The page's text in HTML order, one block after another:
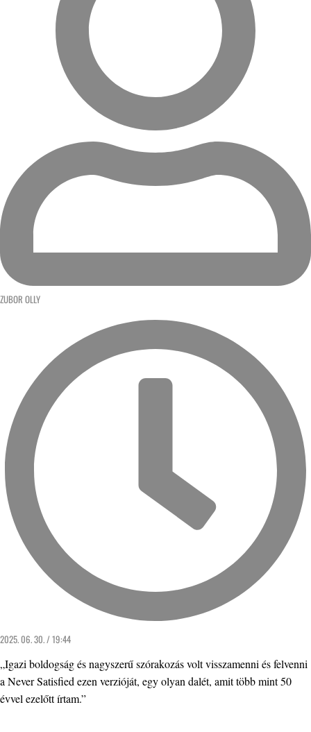
ZUBOR OLLY
2025. 06. 30. / 19:44
„Igazi boldogság és nagyszerű szórakozás volt visszamenni és felvenni
a Never Satisfied ezen verzióját, egy olyan dalét, amit több mint 50
évvel ezelőtt írtam.”